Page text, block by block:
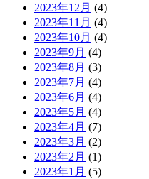
2023年12月 (4)
2023年11月 (4)
2023年10月 (4)
2023年9月 (4)
2023年8月 (3)
2023年7月 (4)
2023年6月 (4)
2023年5月 (4)
2023年4月 (7)
2023年3月 (2)
2023年2月 (1)
2023年1月 (5)